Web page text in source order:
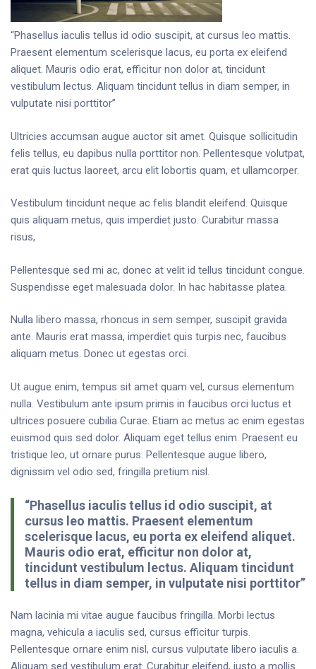
“Phasellus iaculis tellus id odio suscipit, at cursus leo mattis.
Praesent elementum scelerisque lacus, eu porta ex eleifend
aliquet. Mauris odio erat, efficitur non dolor at, tincidunt
vestibulum lectus. Aliquam tincidunt tellus in diam semper, in
vulputate nisi porttitor”
Ultricies accumsan augue auctor sit amet. Quisque sollicitudin
felis tellus, eu dapibus nulla porttitor non. Pellentesque volutpat,
erat quis luctus laoreet, arcu elit lobortis quam, et ullamcorper.
Vestibulum tincidunt neque ac felis blandit eleifend. Quisque
quis aliquam metus, quis imperdiet justo. Curabitur massa
risus,
Pellentesque sed mi ac, donec at velit id tellus tincidunt congue.
Suspendisse eget malesuada dolor. In hac habitasse platea.
Nulla libero massa, rhoncus in sem semper, suscipit gravida
ante. Mauris erat massa, imperdiet quis turpis nec, faucibus
aliquam metus. Donec ut egestas orci.
Ut augue enim, tempus sit amet quam vel, cursus elementum
nulla. Vestibulum ante ipsum primis in faucibus orci luctus et
ultrices posuere cubilia Curae. Etiam ac metus ac enim egestas
euismod quis sed dolor. Aliquam eget tellus enim. Praesent eu
tristique leo, ut ornare purus. Pellentesque augue libero,
dignissim vel odio sed, fringilla pretium nisl.
“Phasellus iaculis tellus id odio suscipit, at
cursus leo mattis. Praesent elementum
scelerisque lacus, eu porta ex eleifend aliquet.
Mauris odio erat, efficitur non dolor at,
tincidunt vestibulum lectus. Aliquam tincidunt
tellus in diam semper, in vulputate nisi porttitor”
Nam lacinia mi vitae augue faucibus fringilla. Morbi lectus
magna, vehicula a iaculis sed, cursus efficitur turpis.
Pellentesque ornare enim nisl, cursus vulputate libero iaculis a.
Aliquam sed vestibulum erat. Curabitur eleifend, justo a mollis